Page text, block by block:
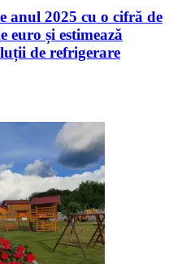
anul 2025 cu o cifră de
euro și estimează
de refrigerare